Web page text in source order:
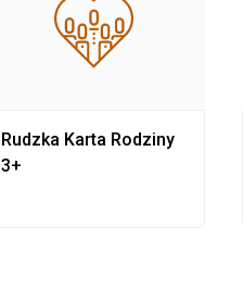
Rudzka Karta Rodziny
3+